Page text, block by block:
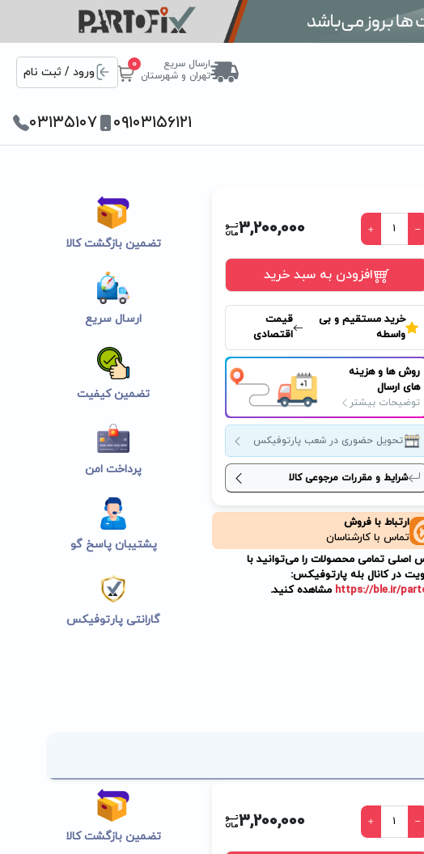
ارسال سریع
تهران و شهرستان
0
ورود / ثبت نام
۰۹۱۰۳۱۵۶۱۲۱ ۰۳۱۳۵۱۰۷
3,200,000
افزودن به سبد خرید
خرید مستقیم و بی
واسطه
قیمت
اقتصادی
روش ها و هزینه
های ارسال
توضیحات بیشتر
تحویل حضوری در شعب پارتوفیکس
شرایط و مقررات مرجوعی کالا
ارتباط با فروش
تماس با کارشناسان
اصلی تمامی محصولات را می‌توانید با
در کانال بله پارتوفیکس:
https://ble.ir/ مشاهده کنید.
تضمین بازگشت کالا
ارسال سریع
تضمین کیفیت
پرداخت امن
پشتیبان پاسخ گو
گارانتی پارتوفیکس
3,200,000
تضمین بازگشت کالا